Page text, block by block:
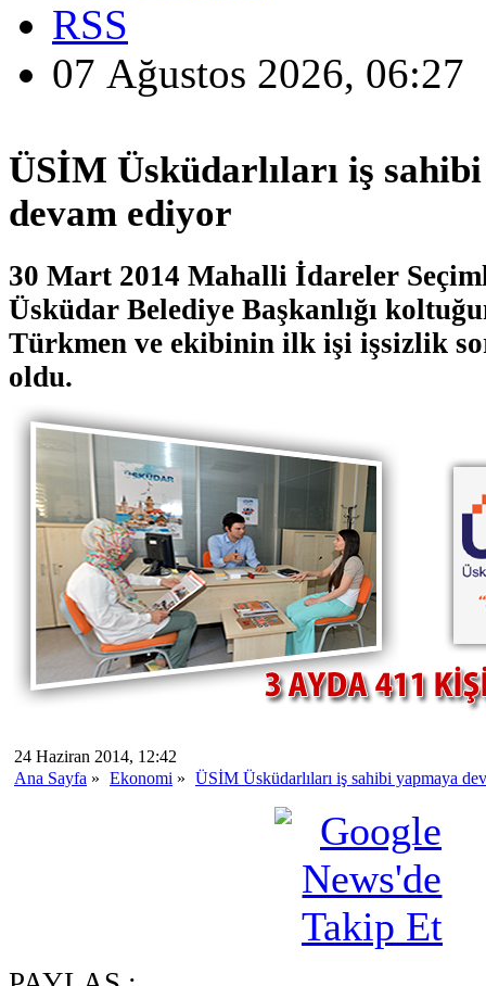
RSS
07 Ağustos 2026, 06:27
ÜSİM Üsküdarlıları iş
devam ediyor
30 Mart 2014 Mahalli İdareler
Üsküdar Belediye Başkanlığı
Türkmen ve ekibinin ilk işi işsizlik
oldu.
24 Haziran 2014, 12:42
Ana Sayfa » Ekonomi » ÜSİM Üsküdarlıları iş sahibi yapmaya